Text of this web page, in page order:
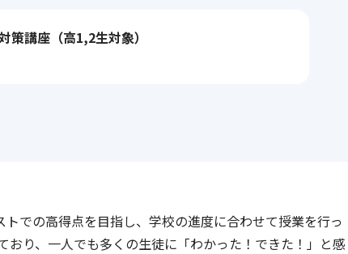
策講座（高1,2生対象）
トでの高得点を目指し、学校の進度に合わせて授業を行っ
り、一人でも多くの生徒に「わかった！できた！」と感